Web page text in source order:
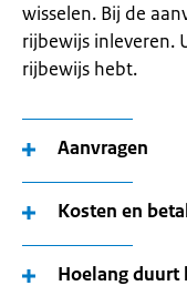
wisselen. Bij de
rijbewijs inleveren.
rijbewijs hebt.
Aanvragen
Kosten en
Hoelang duurt